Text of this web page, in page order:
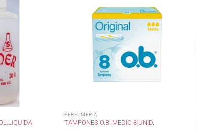
PERFUMERIA
TAMPONES O.B. MEDIO 8 UNID.